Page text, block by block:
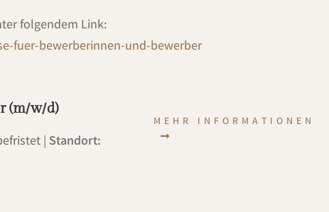
folgendem Link:
fuer-bewerberinnen-und-bewerber
(m/w/d)
| Standort:
MEHR INFORMATIONEN